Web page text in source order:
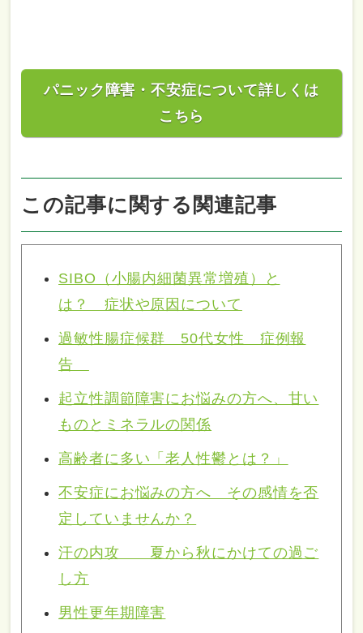
パニック障害・不安症について詳しくは
こちら
この記事に関する関連記事
SIBO（小腸内細菌異常増殖）と
は？ 症状や原因について
過敏性腸症候群 50代女性 症例報
告
起立性調節障害にお悩みの方へ、甘い
ものとミネラルの関係
高齢者に多い「老人性鬱とは？」
不安症にお悩みの方へ その感情を否
定していませんか？
汗の内攻 夏から秋にかけての過ご
し方
男性更年期障害